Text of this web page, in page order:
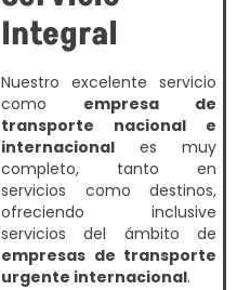
Integral
Nuestro excelente servicio
como empresa de
transporte nacional e
internacional es muy
completo, tanto en
servicios como destinos,
ofreciendo inclusive
servicios del ámbito de
empresas de transporte
urgente internacional.